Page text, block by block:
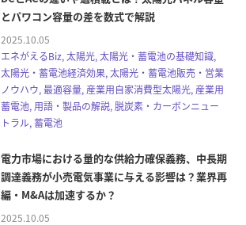
とパワコン容量の差を数式で解説
2025.10.05
エネがえるBiz, 太陽光, 太陽光・蓄電池の基礎知識,
太陽光・蓄電池経済効果, 太陽光・蓄電池販売・営業
ノウハウ, 最適容量, 産業用自家消費型太陽光, 産業用
蓄電池, 用語・製品の解説, 脱炭素・カーボンニュー
トラル, 蓄電池
電力市場における量的な供給力確保義務、中長期
調達義務が小売電気事業に与える影響は？業界再
編・M&Aは加速するか？
2025.10.05